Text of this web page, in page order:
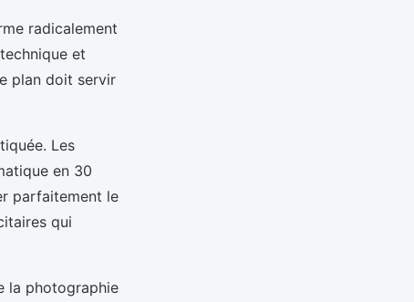
radicalement
et
plan doit servir
Les
en 30
parfaitement le
qui
la photographie